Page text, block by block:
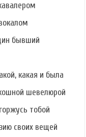
бывший
какая и была
шевелюрой
тобой
своих вещей